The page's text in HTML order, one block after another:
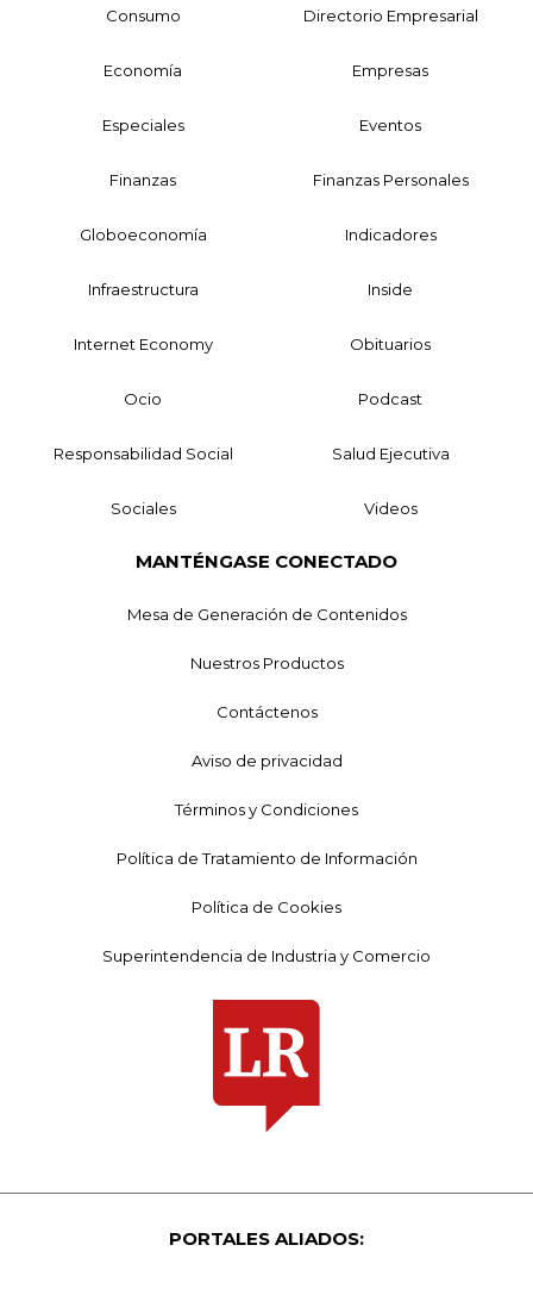
Consumo Directorio Empresarial
Economía Empresas
Especiales Eventos
Finanzas Finanzas Personales
Globoeconomía Indicadores
Infraestructura Inside
Internet Economy Obituarios
Ocio Podcast
Responsabilidad Social Salud Ejecutiva
Sociales Videos
MANTÉNGASE CONECTADO
Mesa de Generación de Contenidos
Nuestros Productos
Contáctenos
Aviso de privacidad
Términos y Condiciones
Política de Tratamiento de Información
Política de Cookies
Superintendencia de Industria y Comercio
PORTALES ALIADOS: